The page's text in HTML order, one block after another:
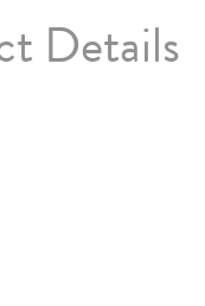
Details